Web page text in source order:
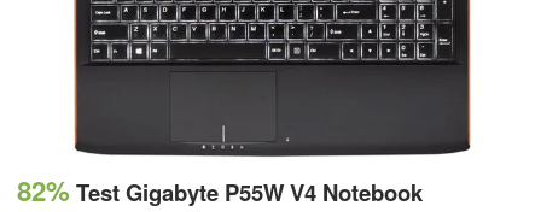
82% Test Gigabyte P55W V4 Notebook